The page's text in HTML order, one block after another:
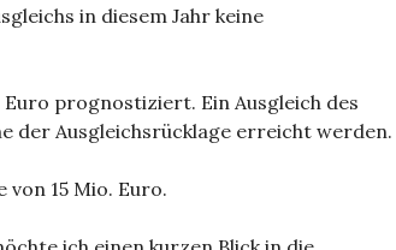
in diesem Jahr keine
prognostiziert. Ein Ausgleich des
der Ausgleichsrücklage erreicht werden.
15 Mio. Euro.